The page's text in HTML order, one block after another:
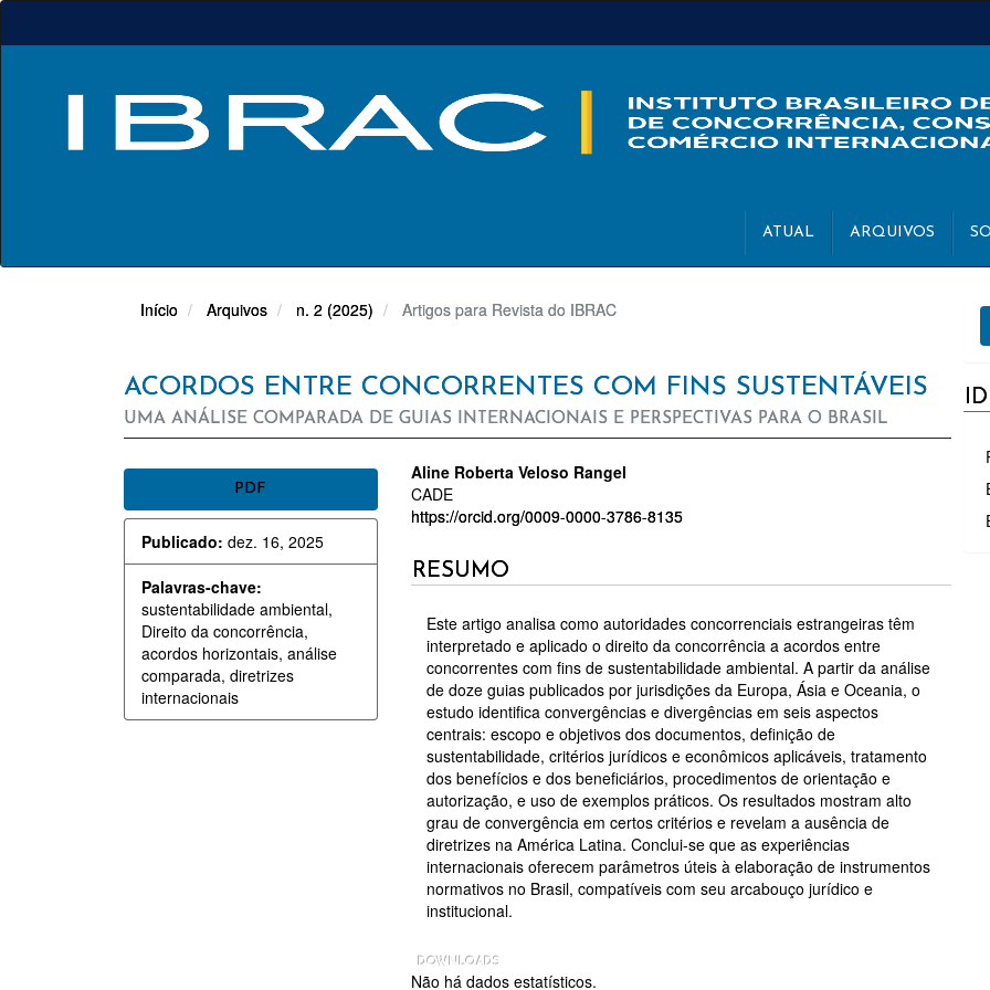
Navegação
ATUAL ARQUIVOS
Início Arquivos n. 2 (2025) Artigos para Revista do IBRAC
ACORDOS ENTRE CONCORRENTES COM FINS SUSTENTÁVEIS
UMA ANÁLISE COMPARADA DE GUIAS INTERNACIONAIS E PERSPECTIVAS PARA O BRASIL
BARRA
LATERAL
DE
ARTIGOS
PDF
Publicado: dez. 16, 2025
Palavras-chave:
sustentabilidade ambiental,
Direito da concorrência,
acordos horizontais, análise
comparada, diretrizes
internacionais
CONTEÚDO
DO
ARTIGO
PRINCIPAL
Aline Roberta Veloso Rangel
CADE
https://orcid.org/0009-0000-3786-8135
RESUMO
Este artigo analisa como autoridades concorrenciais estrangeiras têm
interpretado e aplicado o direito da concorrência a acordos entre
concorrentes com fins de sustentabilidade ambiental. A partir da análise
de doze guias publicados por jurisdições da Europa, Ásia e Oceania, o
estudo identifica convergências e divergências em seis aspectos
centrais: escopo e objetivos dos documentos, definição de
sustentabilidade, critérios jurídicos e econômicos aplicáveis, tratamento
dos benefícios e dos beneficiários, procedimentos de orientação e
autorização, e uso de exemplos práticos. Os resultados mostram alto
grau de convergência em certos critérios e revelam a ausência de
diretrizes na América Latina. Conclui-se que as experiências
internacionais oferecem parâmetros úteis à elaboração de instrumentos
normativos no Brasil, compatíveis com seu arcabouço jurídico e
institucional.
DOWNLOADS
Não há dados estatísticos.